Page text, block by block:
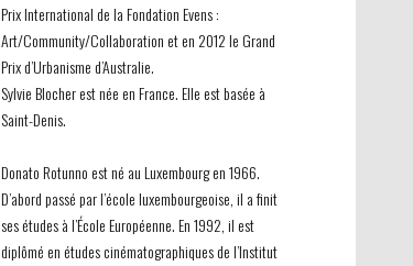
Prix International de la Fondation Evens :
Art/Community/Collaboration et en 2012 le Grand
Prix d’Urbanisme d’Australie.
Sylvie Blocher est née en France. Elle est basée à
Saint-Denis.
Donato Rotunno est né au Luxembourg en 1966.
D’abord passé par l’école luxembourgeoise, il a finit
ses études à l’École Européenne. En 1992, il est
diplômé en études cinématographiques de l’Institut